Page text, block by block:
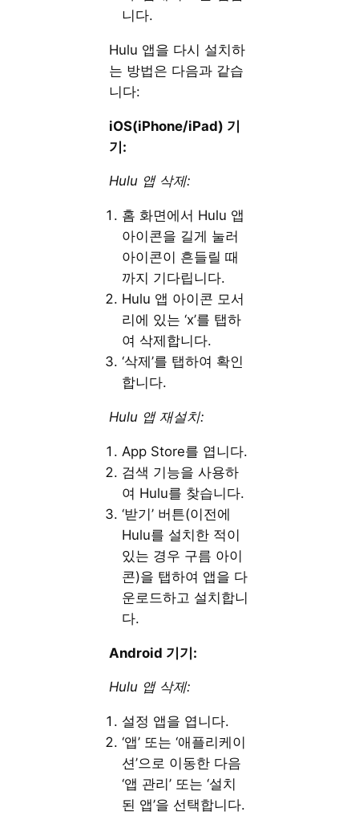
니다.
Hulu 앱을 다시 설치하
는 방법은 다음과 같습
니다:
iOS(iPhone/iPad) 기
기:
Hulu 앱 삭제:
홈 화면에서 Hulu 앱
아이콘을 길게 눌러
아이콘이 흔들릴 때
까지 기다립니다.
Hulu 앱 아이콘 모서
리에 있는 ‘x’를 탭하
여 삭제합니다.
‘삭제’를 탭하여 확인
합니다.
Hulu 앱 재설치:
App Store를 엽니다.
검색 기능을 사용하
여 Hulu를 찾습니다.
‘받기’ 버튼(이전에
Hulu를 설치한 적이
있는 경우 구름 아이
콘)을 탭하여 앱을 다
운로드하고 설치합니
다.
Android 기기:
Hulu 앱 삭제:
설정 앱을 엽니다.
‘앱’ 또는 ‘애플리케이
션’으로 이동한 다음
‘앱 관리’ 또는 ‘설치
된 앱’을 선택합니다.